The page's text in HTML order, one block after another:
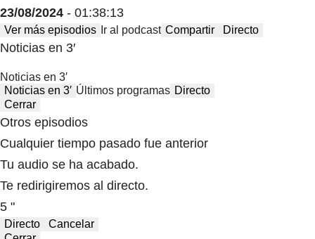
23/08/2024 - 01:38:13
Ver más episodios Ir al podcast Compartir Directo
Noticias en 3′
Noticias en 3′
Noticias en 3′ Últimos programas Directo
Cerrar
Otros episodios
Cualquier tiempo pasado fue anterior
Tu audio se ha acabado.
Te redirigiremos al directo.
5 "
Directo
Cancelar